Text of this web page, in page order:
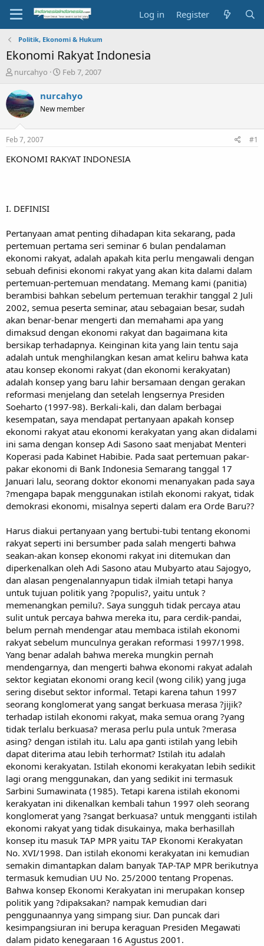
Log in Register
Politik, Ekonomi & Hukum
Ekonomi Rakyat Indonesia
T
r
e
a
s
t
a
nurcahyo
S
a
t
e
Feb 7, 2007
nurcahyo
New member
Feb 7, 2007 #1
EKONOMI RAKYAT INDONESIA
I. DEFINISI
Pertanyaan amat penting dihadapan kita sekarang, pada
pertemuan pertama seri seminar 6 bulan pendalaman
ekonomi rakyat, adalah apakah kita perlu mengawali dengan
sebuah definisi ekonomi rakyat yang akan kita dalami dalam
pertemuan-pertemuan mendatang. Memang kami (panitia)
berambisi bahkan sebelum pertemuan terakhir tanggal 2 Juli
2002, semua peserta seminar, atau sebagaian besar, sudah
akan benar-benar mengerti dan memahami apa yang
dimaksud dengan ekonomi rakyat dan bagaimana kita
bersikap terhadapnya. Keinginan kita yang lain tentu saja
adalah untuk menghilangkan kesan amat keliru bahwa kata
atau konsep ekonomi rakyat (dan ekonomi kerakyatan)
adalah konsep yang baru lahir bersamaan dengan gerakan
reformasi menjelang dan setelah lengsernya Presiden
Soeharto (1997-98). Berkali-kali, dan dalam berbagai
kesempatan, saya mendapat pertanyaan apakah konsep
ekonomi rakyat atau ekonomi kerakyatan yang akan didalami
ini sama dengan konsep Adi Sasono saat menjabat Menteri
Koperasi pada Kabinet Habibie. Pada saat pertemuan pakar-
pakar ekonomi di Bank Indonesia Semarang tanggal 17
Januari lalu, seorang doktor ekonomi menanyakan pada saya
?mengapa bapak menggunakan istilah ekonomi rakyat, tidak
demokrasi ekonomi, misalnya seperti dalam era Orde Baru??
Harus diakui pertanyaan yang bertubi-tubi tentang ekonomi
rakyat seperti ini bersumber pada salah mengerti bahwa
seakan-akan konsep ekonomi rakyat ini ditemukan dan
diperkenalkan oleh Adi Sasono atau Mubyarto atau Sajogyo,
dan alasan pengenalannyapun tidak ilmiah tetapi hanya
untuk tujuan politik yang ?populis?, yaitu untuk ?
memenangkan pemilu?. Saya sungguh tidak percaya atau
sulit untuk percaya bahwa mereka itu, para cerdik-pandai,
belum pernah mendengar atau membaca istilah ekonomi
rakyat sebelum munculnya gerakan reformasi 1997/1998.
Yang benar adalah bahwa mereka mungkin pernah
mendengarnya, dan mengerti bahwa ekonomi rakyat adalah
sektor kegiatan ekonomi orang kecil (wong cilik) yang juga
sering disebut sektor informal. Tetapi karena tahun 1997
seorang konglomerat yang sangat berkuasa merasa ?jijik?
terhadap istilah ekonomi rakyat, maka semua orang ?yang
tidak terlalu berkuasa? merasa perlu pula untuk ?merasa
asing? dengan istilah itu. Lalu apa ganti istilah yang lebih
dapat diterima atau lebih terhormat? Istilah itu adalah
ekonomi kerakyatan. Istilah ekonomi kerakyatan lebih sedikit
lagi orang menggunakan, dan yang sedikit ini termasuk
Sarbini Sumawinata (1985). Tetapi karena istilah ekonomi
kerakyatan ini dikenalkan kembali tahun 1997 oleh seorang
konglomerat yang ?sangat berkuasa? untuk mengganti istilah
ekonomi rakyat yang tidak disukainya, maka berhasillah
konsep itu masuk TAP MPR yaitu TAP Ekonomi Kerakyatan
No. XVI/1998. Dan istilah ekonomi kerakyatan ini kemudian
semakin dimantapkan dalam banyak TAP-TAP MPR berikutnya
termasuk kemudian UU No. 25/2000 tentang Propenas.
Bahwa konsep Ekonomi Kerakyatan ini merupakan konsep
politik yang ?dipaksakan? nampak kemudian dari
penggunaannya yang simpang siur. Dan puncak dari
kesimpangsiuran ini berupa keraguan Presiden Megawati
dalam pidato kenegaraan 16 Agustus 2001.